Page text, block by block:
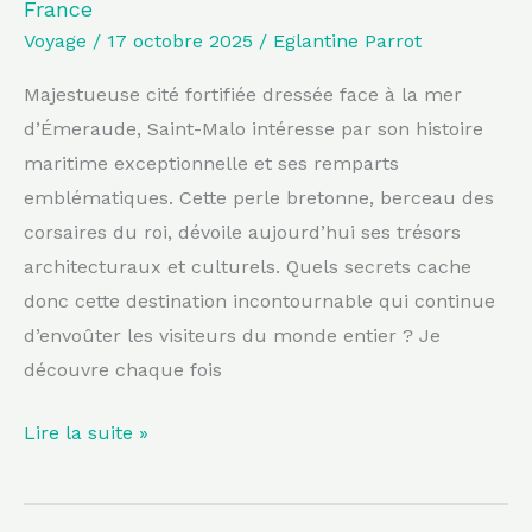
France
Voyage / 17 octobre 2025 / Eglantine Parrot
Majestueuse cité fortifiée dressée face à la mer
d’Émeraude, Saint-Malo intéresse par son histoire
maritime exceptionnelle et ses remparts
emblématiques. Cette perle bretonne, berceau des
corsaires du roi, dévoile aujourd’hui ses trésors
architecturaux et culturels. Quels secrets cache
donc cette destination incontournable qui continue
d’envoûter les visiteurs du monde entier ? Je
découvre chaque fois
de
France
Lire la suite »